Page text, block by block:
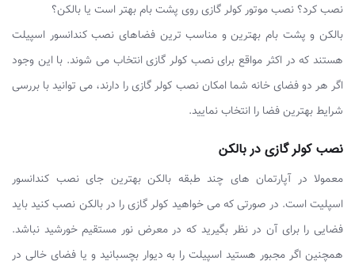
نصب کرد؟ نصب موتور کولر گازی روی پشت بام بهتر است یا بالکن؟
بالکن و پشت بام بهترین و مناسب ترین فضاهای نصب کندانسور اسپیلت
هستند که در اکثر مواقع برای نصب کولر گازی انتخاب می شوند. با این وجود
اگر هر دو فضای خانه شما امکان نصب کولر گازی را دارند، می توانید با بررسی
شرایط بهترین فضا را انتخاب نمایید.
نصب کولر گازی در بالکن
معمولا در آپارتمان های چند طبقه بالکن بهترین جای نصب کندانسور
اسپلیت است. در صورتی که می خواهید کولر گازی را در بالکن نصب کنید باید
فضایی را برای آن در نظر بگیرید که در معرض نور مستقیم خورشید نباشد.
همچنین اگر مجبور هستید اسپیلت را به دیوار بچسبانید و یا فضای خالی در